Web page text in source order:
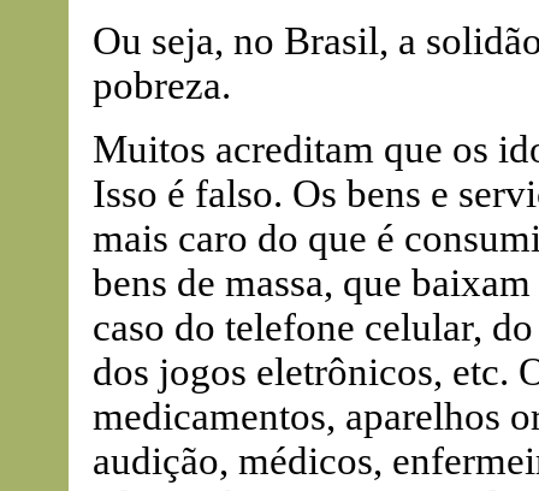
Ou seja, no Brasil, a
pobreza.
Muitos acreditam que os
Isso é falso. Os bens e
mais caro do que é
bens de massa, que
caso do telefone celular,
dos jogos eletrônicos, etc.
medicamentos, aparelhos
audição, médicos,